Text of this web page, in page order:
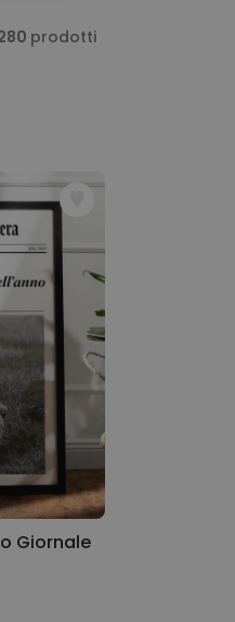
prodotti
Giornale